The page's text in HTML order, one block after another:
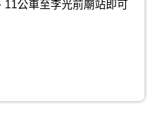
11公車至李光前廟站即可